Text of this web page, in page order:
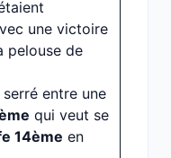
une victoire
pelouse de
serré entre une
qui veut se
14ème en